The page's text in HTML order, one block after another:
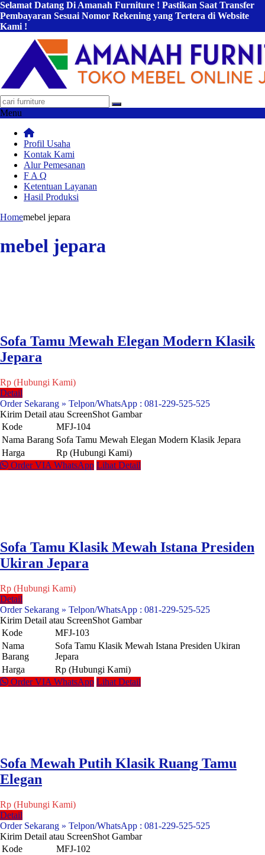
Selamat Datang Di Amanah Furniture ! Pastikan Saat Transfer
Pembayaran Sesuai Nomor Rekening yang Tertera di Website
Kami !
Menu
Profil Usaha
Kontak Kami
Alur Pemesanan
F A Q
Ketentuan Layanan
Hasil Produksi
Homemebel jepara
mebel jepara
Sofa Tamu Mewah Elegan Modern Klasik
Jepara
Rp (Hubungi Kami)
Detail
Order Sekarang » Telpon/WhatsApp : 081-229-525-525
Kirim Detail atau ScreenShot Gambar
Kode
MFJ-104
Nama Barang Sofa Tamu Mewah Elegan Modern Klasik Jepara
Harga
Rp (Hubungi Kami)
Order VIA WhatsApp Lihat Detail
Sofa Tamu Klasik Mewah Istana Presiden
Ukiran Jepara
Rp (Hubungi Kami)
Detail
Order Sekarang » Telpon/WhatsApp : 081-229-525-525
Kirim Detail atau ScreenShot Gambar
Kode
MFJ-103
Nama
Barang
Sofa Tamu Klasik Mewah Istana Presiden Ukiran
Jepara
Harga
Rp (Hubungi Kami)
Order VIA WhatsApp Lihat Detail
Sofa Mewah Putih Klasik Ruang Tamu
Elegan
Rp (Hubungi Kami)
Detail
Order Sekarang » Telpon/WhatsApp : 081-229-525-525
Kirim Detail atau ScreenShot Gambar
Kode
MFJ-102